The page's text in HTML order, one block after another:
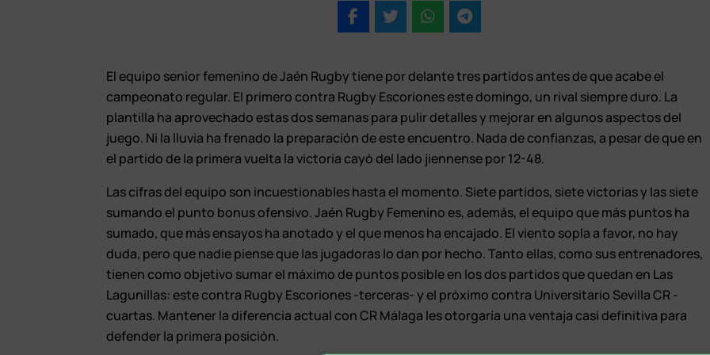
El equipo senior femenino de Jaén Rugby tiene por delante tres partidos antes de que acabe el
campeonato regular. El primero contra Rugby Escoriones este domingo, un rival siempre duro. La
plantilla ha aprovechado estas dos semanas para pulir detalles y mejorar en algunos aspectos del
juego. Ni la lluvia ha frenado la preparación de este encuentro. Nada de confianzas, a pesar de que en
el partido de la primera vuelta la victoria cayó del lado jiennense por 12-48.
Las cifras del equipo son incuestionables hasta el momento. Siete partidos, siete victorias y las siete
sumando el punto bonus ofensivo. Jaén Rugby Femenino es, además, el equipo que más puntos ha
sumado, que más ensayos ha anotado y el que menos ha encajado. El viento sopla a favor, no hay
duda, pero que nadie piense que las jugadoras lo dan por hecho. Tanto ellas, como sus entrenadores,
tienen como objetivo sumar el máximo de puntos posible en los dos partidos que quedan en Las
Lagunillas: este contra Rugby Escoriones -terceras- y el próximo contra Universitario Sevilla CR -
cuartas. Mantener la diferencia actual con CR Málaga les otorgaría una ventaja casi definitiva para
defender la primera posición.